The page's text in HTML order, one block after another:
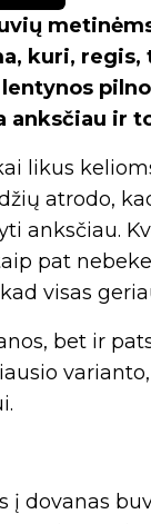
kuri,
anksčiau ir
likus
atrodo,
anksčiau.
pat
visas
bet ir
dovanas